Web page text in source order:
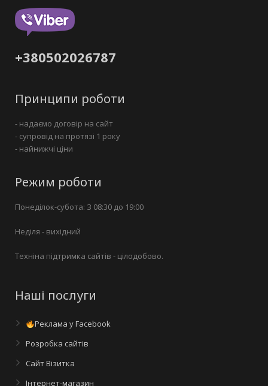
+380502026787
Принципи роботи
- надаємо договір на сайт
- супровід на протязі 1 року
- найнижчі ціни
Режим роботи
Понеділок-субота: З 08:30 до 19:00
Неділя - вихідний
Техніна підтримка сайтів - цілодобово.
Наші послуги
Реклама у Facebook
Розробка сайтів
Сайт Візитка
Інтернет-магазин